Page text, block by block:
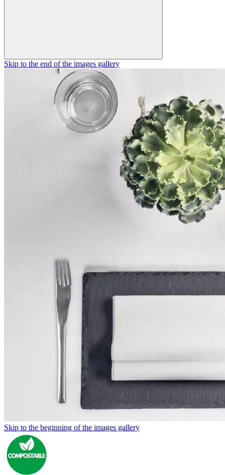
Skip to the end of the images gallery
Skip to the beginning of the images gallery